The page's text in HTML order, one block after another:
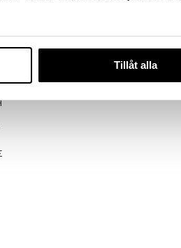
Tillåt alla
Sunscr Tinted Light
SPF50+
LA ROCHE-POSAY